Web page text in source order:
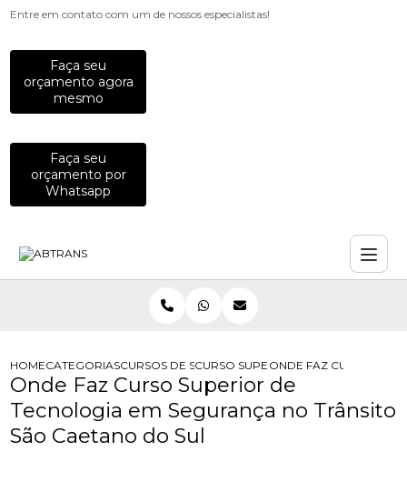
Entre em contato com um de nossos especialistas!
Faça seu
orçamento agora
mesmo
Faça seu
orçamento por
Whatsapp
HOMECATEGORIASCURSOS DE SEGURANCA NO TRANSITO
CURSO SUPERIOR DE TECNOLOGIA
ONDE FAZ CURSO
Onde Faz Curso Superior de
Tecnologia em Segurança no Trânsito
São Caetano do Sul